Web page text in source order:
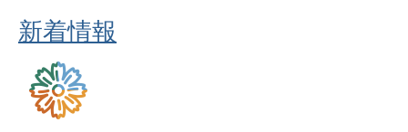
新着情報